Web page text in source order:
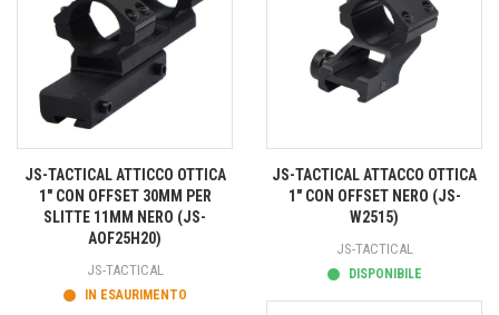
JS-TACTICAL ATTICCO OTTICA
1" CON OFFSET 30MM PER
SLITTE 11MM NERO (JS-
AOF25H20)
JS-TACTICAL
IN ESAURIMENTO
JS-TACTICAL ATTACCO OTTICA
1" CON OFFSET NERO (JS-
W2515)
JS-TACTICAL
DISPONIBILE